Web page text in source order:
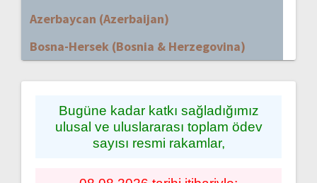
Azerbaycan (Azerbaijan)
Bosna-Hersek (Bosnia & Herzegovina)
Bugüne kadar katkı sağladığımız
ulusal ve uluslararası toplam ödev
sayısı resmi rakamlar,